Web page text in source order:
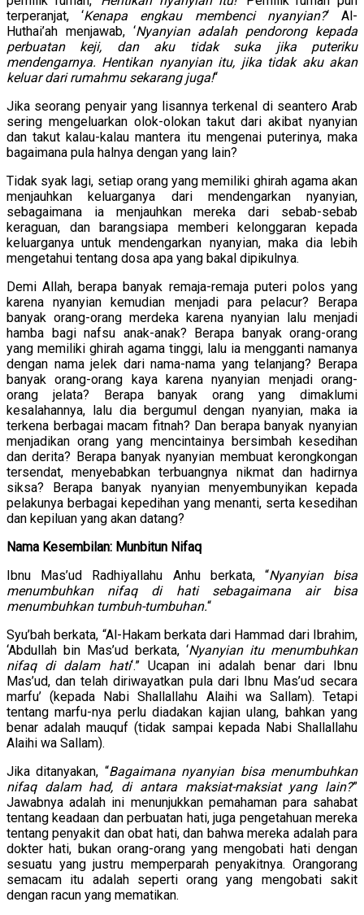
terperanjat, ‘Kenapa engkau membenci nyanyian?‘ Al-
Huthai’ah menjawab, ‘Nyanyian adalah pendorong kepada
perbuatan keji, dan aku tidak suka jika puteriku
mendengarnya. Hentikan nyanyian itu, jika tidak aku akan
keluar dari rumahmu sekarang juga!“
Jika seorang penyair yang lisannya terkenal di seantero Arab
sering mengeluarkan olok-olokan takut dari akibat nyanyian
dan takut kalau-kalau mantera itu mengenai puterinya, maka
bagaimana pula halnya dengan yang lain?
Tidak syak lagi, setiap orang yang memiliki ghirah agama akan
menjauhkan keluarganya dari mendengarkan nyanyian,
sebagaimana ia menjauhkan mereka dari sebab-sebab
keraguan, dan barangsiapa memberi kelonggaran kepada
keluarganya untuk mendengarkan nyanyian, maka dia lebih
mengetahui tentang dosa apa yang bakal dipikulnya.
Demi Allah, berapa banyak remaja-remaja puteri polos yang
karena nyanyian kemudian menjadi para pelacur? Berapa
banyak orang-orang merdeka karena nyanyian lalu menjadi
hamba bagi nafsu anak-anak? Berapa banyak orang-orang
yang memiliki ghirah agama tinggi, lalu ia mengganti namanya
dengan nama jelek dari nama-nama yang telanjang? Berapa
banyak orang-orang kaya karena nyanyian menjadi orang-
orang jelata? Berapa banyak orang yang dimaklumi
kesalahannya, lalu dia bergumul dengan nyanyian, maka ia
terkena berbagai macam fitnah? Dan berapa banyak nyanyian
menjadikan orang yang mencintainya bersimbah kesedihan
dan derita? Berapa banyak nyanyian membuat kerongkongan
tersendat, menyebabkan terbuangnya nikmat dan hadirnya
siksa? Berapa banyak nyanyian menyembunyikan kepada
pelakunya berbagai kepedihan yang menanti, serta kesedihan
dan kepiluan yang akan datang?
Nama Kesembilan: Munbitun Nifaq
Ibnu Mas’ud Radhiyallahu Anhu berkata, “Nyanyian bisa
menumbuhkan nifaq di hati sebagaimana air bisa
menumbuhkan tumbuh-tumbuhan.“
Syu’bah berkata, “Al-Hakam berkata dari Hammad dari Ibrahim,
‘Abdullah bin Mas’ud berkata, ‘Nyanyian itu menumbuhkan
nifaq di dalam hati‘.” Ucapan ini adalah benar dari Ibnu
Mas’ud, dan telah diriwayatkan pula dari Ibnu Mas’ud secara
marfu’ (kepada Nabi Shallallahu Alaihi wa Sallam). Tetapi
tentang marfu-nya perlu diadakan kajian ulang, bahkan yang
benar adalah mauquf (tidak sampai kepada Nabi Shallallahu
Alaihi wa Sallam).
Jika ditanyakan, “Bagaimana nyanyian bisa menumbuhkan
nifaq dalam had, di antara maksiat-maksiat yang lain?”
Jawabnya adalah ini menunjukkan pemahaman para sahabat
tentang keadaan dan perbuatan hati, juga pengetahuan mereka
tentang penyakit dan obat hati, dan bahwa mereka adalah para
dokter hati, bukan orang-orang yang mengobati hati dengan
sesuatu yang justru memperparah penyakitnya. Orangorang
semacam itu adalah seperti orang yang mengobati sakit
dengan racun yang mematikan.